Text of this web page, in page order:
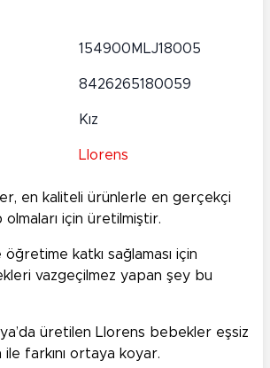
154900MLJ18005
8426265180059
Kız
Llorens
en kaliteli ürünlerle en gerçekçi
için üretilmiştir.
katkı sağlaması için
vazgeçilmez yapan şey bu
üretilen Llorens bebekler eşsiz
ile farkını ortaya koyar.